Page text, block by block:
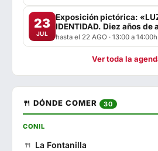
23
JUL
Exposición pictórica:
IDENTIDAD. Diez años
hasta el 22 AGO · 13:00 a
Ver toda la
🍴 DÓNDE COMER 30
CONIL
La Fontanilla